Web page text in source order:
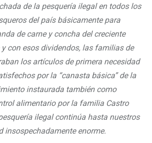
de la pesquería ilegal en todos los
del país básicamente para
de carne y concha del creciente
con esos dividendos, las familias de
los artículos de primera necesidad
por la “canasta básica” de la
instaurada también como
alimentario por la familia Castro
ilegal continúa hasta nuestros
insospechadamente enorme.